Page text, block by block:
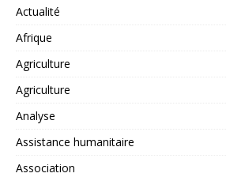
Actualité
Afrique
Agriculture
Agriculture
Analyse
Assistance humanitaire
Association